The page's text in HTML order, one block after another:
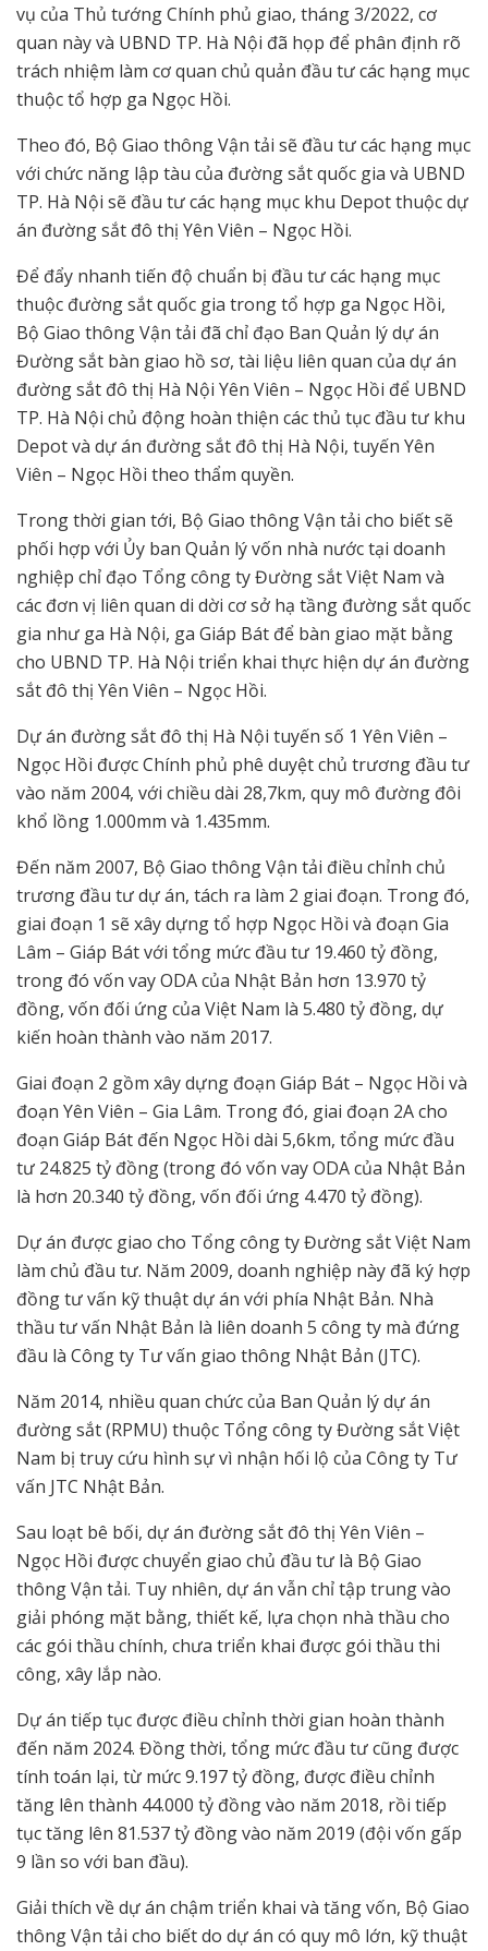
vụ của Thủ tướng Chính phủ giao, tháng 3/2022, cơ
quan này và UBND TP. Hà Nội đã họp để phân định rõ
trách nhiệm làm cơ quan chủ quản đầu tư các hạng mục
thuộc tổ hợp ga Ngọc Hồi.
Theo đó, Bộ Giao thông Vận tải sẽ đầu tư các hạng mục
với chức năng lập tàu của đường sắt quốc gia và UBND
TP. Hà Nội sẽ đầu tư các hạng mục khu Depot thuộc dự
án đường sắt đô thị Yên Viên – Ngọc Hồi.
Để đẩy nhanh tiến độ chuẩn bị đầu tư các hạng mục
thuộc đường sắt quốc gia trong tổ hợp ga Ngọc Hồi,
Bộ Giao thông Vận tải đã chỉ đạo Ban Quản lý dự án
Đường sắt bàn giao hồ sơ, tài liệu liên quan của dự án
đường sắt đô thị Hà Nội Yên Viên – Ngọc Hồi để UBND
TP. Hà Nội chủ động hoàn thiện các thủ tục đầu tư khu
Depot và dự án đường sắt đô thị Hà Nội, tuyến Yên
Viên – Ngọc Hồi theo thẩm quyền.
Trong thời gian tới, Bộ Giao thông Vận tải cho biết sẽ
phối hợp với Ủy ban Quản lý vốn nhà nước tại doanh
nghiệp chỉ đạo Tổng công ty Đường sắt Việt Nam và
các đơn vị liên quan di dời cơ sở hạ tầng đường sắt quốc
gia như ga Hà Nội, ga Giáp Bát để bàn giao mặt bằng
cho UBND TP. Hà Nội triển khai thực hiện dự án đường
sắt đô thị Yên Viên – Ngọc Hồi.
Dự án đường sắt đô thị Hà Nội tuyến số 1 Yên Viên –
Ngọc Hồi được Chính phủ phê duyệt chủ trương đầu tư
vào năm 2004, với chiều dài 28,7km, quy mô đường đôi
khổ lồng 1.000mm và 1.435mm.
Đến năm 2007, Bộ Giao thông Vận tải điều chỉnh chủ
trương đầu tư dự án, tách ra làm 2 giai đoạn. Trong đó,
giai đoạn 1 sẽ xây dựng tổ hợp Ngọc Hồi và đoạn Gia
Lâm – Giáp Bát với tổng mức đầu tư 19.460 tỷ đồng,
trong đó vốn vay ODA của Nhật Bản hơn 13.970 tỷ
đồng, vốn đối ứng của Việt Nam là 5.480 tỷ đồng, dự
kiến hoàn thành vào năm 2017.
Giai đoạn 2 gồm xây dựng đoạn Giáp Bát – Ngọc Hồi và
đoạn Yên Viên – Gia Lâm. Trong đó, giai đoạn 2A cho
đoạn Giáp Bát đến Ngọc Hồi dài 5,6km, tổng mức đầu
tư 24.825 tỷ đồng (trong đó vốn vay ODA của Nhật Bản
là hơn 20.340 tỷ đồng, vốn đối ứng 4.470 tỷ đồng).
Dự án được giao cho Tổng công ty Đường sắt Việt Nam
làm chủ đầu tư. Năm 2009, doanh nghiệp này đã ký hợp
đồng tư vấn kỹ thuật dự án với phía Nhật Bản. Nhà
thầu tư vấn Nhật Bản là liên doanh 5 công ty mà đứng
đầu là Công ty Tư vấn giao thông Nhật Bản (JTC).
Năm 2014, nhiều quan chức của Ban Quản lý dự án
đường sắt (RPMU) thuộc Tổng công ty Đường sắt Việt
Nam bị truy cứu hình sự vì nhận hối lộ của Công ty Tư
vấn JTC Nhật Bản.
Sau loạt bê bối, dự án đường sắt đô thị Yên Viên –
Ngọc Hồi được chuyển giao chủ đầu tư là Bộ Giao
thông Vận tải. Tuy nhiên, dự án vẫn chỉ tập trung vào
giải phóng mặt bằng, thiết kế, lựa chọn nhà thầu cho
các gói thầu chính, chưa triển khai được gói thầu thi
công, xây lắp nào.
Dự án tiếp tục được điều chỉnh thời gian hoàn thành
đến năm 2024. Đồng thời, tổng mức đầu tư cũng được
tính toán lại, từ mức 9.197 tỷ đồng, được điều chỉnh
tăng lên thành 44.000 tỷ đồng vào năm 2018, rồi tiếp
tục tăng lên 81.537 tỷ đồng vào năm 2019 (đội vốn gấp
9 lần so với ban đầu).
Giải thích về dự án chậm triển khai và tăng vốn, Bộ Giao
thông Vận tải cho biết do dự án có quy mô lớn, kỹ thuật